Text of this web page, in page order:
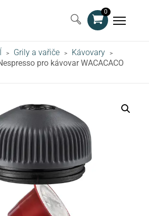
0
> Grily a vařiče > Kávovary >
pro kávovar WACACACO